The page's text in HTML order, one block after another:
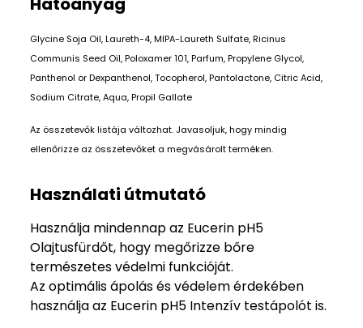
Glycine Soja Oil, Laureth-4, MIPA-Laureth Sulfate, Ricinus
Communis Seed Oil, Poloxamer 101, Parfum, Propylene Glycol,
Panthenol or Dexpanthenol, Tocopherol, Pantolactone, Citric Acid,
Sodium Citrate, Aqua, Propil Gallate
Az összetevők listája változhat. Javasoljuk, hogy mindig
ellenőrizze az összetevőket a megvásárolt terméken.
Használati útmutató
Használja mindennap az Eucerin pH5
Olajtusfürdőt, hogy megőrizze bőre
természetes védelmi funkcióját.
Az optimális ápolás és védelem érdekében
használja az Eucerin pH5 Intenzív testápolót is.